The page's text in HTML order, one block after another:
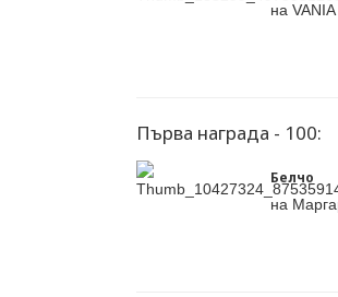
на VANIA
Първа награда - 100:
Белчо
на